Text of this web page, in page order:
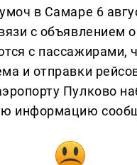
в Самаре 6
с объявлением
с
и отправки
Пулково
информацию